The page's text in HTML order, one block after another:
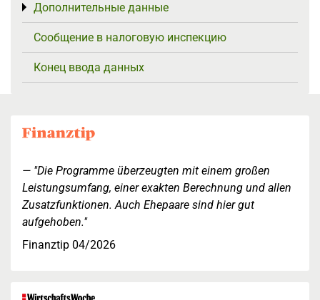
Дополнительные данные
Toggle menu
Сообщение в налоговую инспекцию
Конец ввода данных
"Die Programme überzeugten mit einem großen
Leistungsumfang, einer exakten Berechnung und allen
Zusatzfunktionen. Auch Ehepaare sind hier gut
aufgehoben."
Finanztip 04/2026